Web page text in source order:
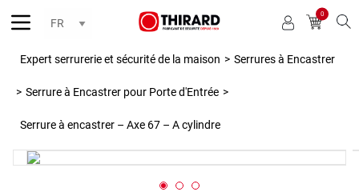
0
Expert serrurerie et sécurité de la maison > Serrures à Encastrer
> Serrure à Encastrer pour Porte d'Entrée >
Serrure à encastrer – Axe 67 – A cylindre